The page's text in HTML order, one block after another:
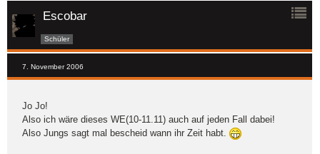
Escobar
Schüler
7. November 2006
Jo Jo!
Also ich wäre dieses WE(10-11.11) auch auf jeden Fall dabei!
Also Jungs sagt mal bescheid wann ihr Zeit habt.